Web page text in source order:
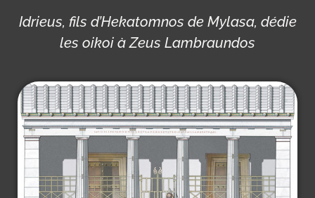
Idrieus, fils d’Hekatomnos de Mylasa, dédie
les oikoi à Zeus Lambraundos